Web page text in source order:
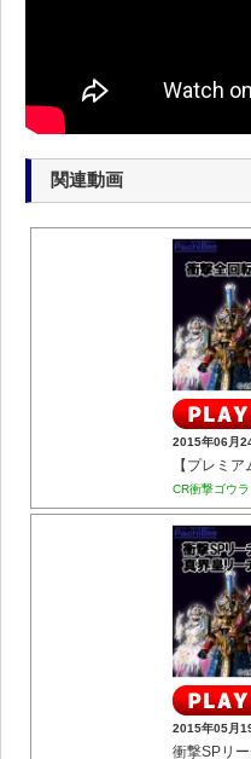
関連動画
2015年06月
【プレミ
CR衝撃ゴウ
2015年05月
衝撃SPリ